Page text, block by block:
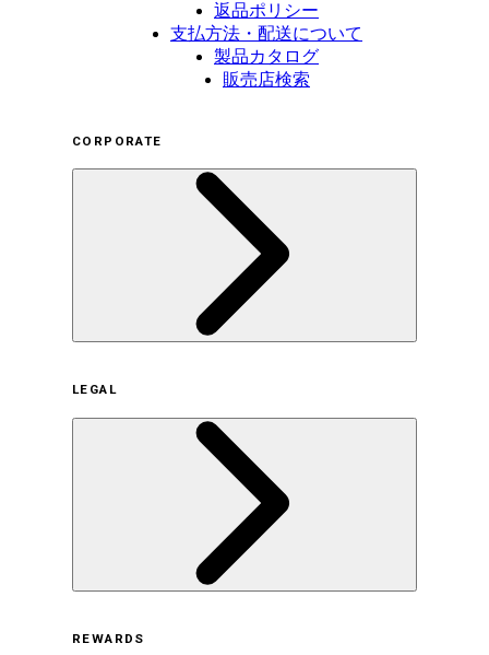
返品ポリシー
支払方法・配送について
製品カタログ
販売店検索
CORPORATE
サステナビリティの取り組み（日本）
サステナビリティの取り組み（米国/英語）
ヒストリー
採用情報
LEGAL
REWARDS